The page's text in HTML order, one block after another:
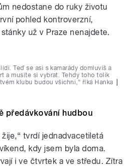
nedostane do ruky životu
pohled kontroverzní,
už v Praze nenajdete.
Teď se asi s kamarády domluvíš a
a musíte si vybrat. Tehdy toho tolik
klubu budou všichni,“ říká Hanka
předávkování hudbou
tvrdí jednadvacetiletá
kdy jsem byla doma.
i ve čtvrtek a ve středu. Zítra